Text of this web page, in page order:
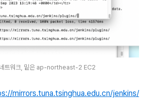
트워크, 밑은 ap-northeast-2 EC2
mirrors.tuna.tsinghua.edu.cn/jenkins/